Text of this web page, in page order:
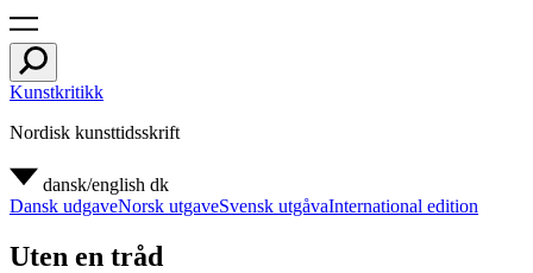
Kunstkritikk
Nordisk kunsttidsskrift
dansk/english dk
Dansk udgaveNorsk utgaveSvensk utgåvaInternational edition
Uten en tråd